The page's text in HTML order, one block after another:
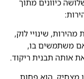
כיוונים מתוך
שינויי לוק,
אם משתמשים בו,
אותה תבנית ריקוד.